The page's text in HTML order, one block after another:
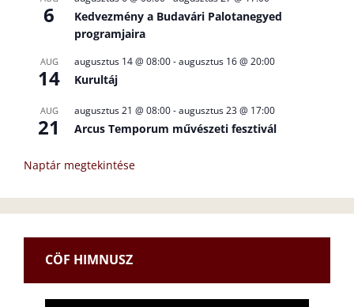
6
Kedvezmény a Budavári Palotanegyed
programjaira
AUG
14
augusztus 14 @ 08:00-augusztus 16 @ 20:00
Kurultáj
AUG
21
augusztus 21 @ 08:00-augusztus 23 @ 17:00
Arcus Temporum művészeti fesztivál
Naptár megtekintése
CÖF HIMNUSZ